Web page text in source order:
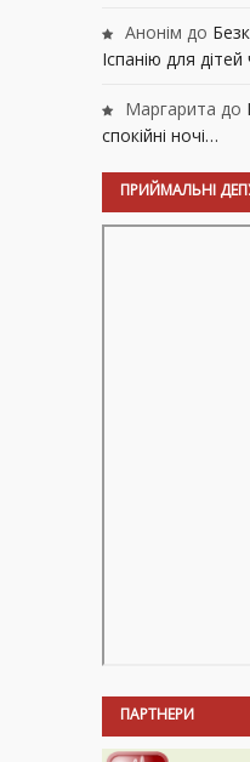
Анонім до
Іспанію для
Маргарита до
спокійні ночі…
ПРИЙМАЛЬНІ
ПАРТНЕРИ